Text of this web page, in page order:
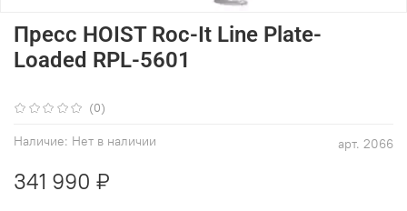
(0)
арт. 2066
Наличие: Нет в наличии
Пресс HOIST Roc-It Line Plate-
Loaded RPL-5601
341 990 ₽